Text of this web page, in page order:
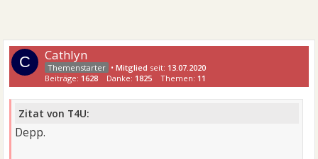
C Cathlyn
•Mitglied seit: 13.07.2020
Beiträge: 1628 Danke: 1825 Themen: 11
Zitat von T4U:
Depp.